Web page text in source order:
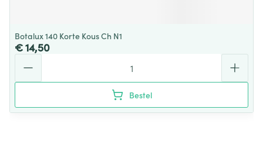
Botalux 140 Korte Kous Ch N1
€ 14,50
Bestel